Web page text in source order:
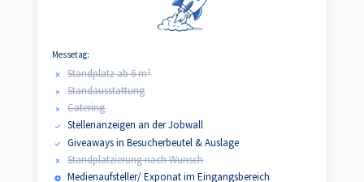
Messetag:
Standplatz ab 6 m²
Standausstattung
Catering
Stellenanzeigen an der Jobwall
Giveaways in Besucherbeutel & Auslage
Standplatzierung nach Wunsch
Medienaufsteller/ Exponat im Eingangsbereich